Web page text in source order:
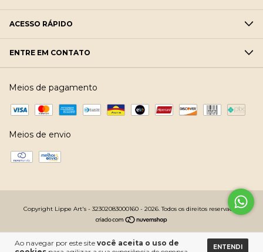
Ao navegar por este site você aceita o uso de
ENTENDI
ACESSO RÁPIDO
ENTRE EM CONTATO
Meios de pagamento
Meios de envio
Copyright Lippe Art's - 32302083000160 - 2026. Todos os direitos reservados.